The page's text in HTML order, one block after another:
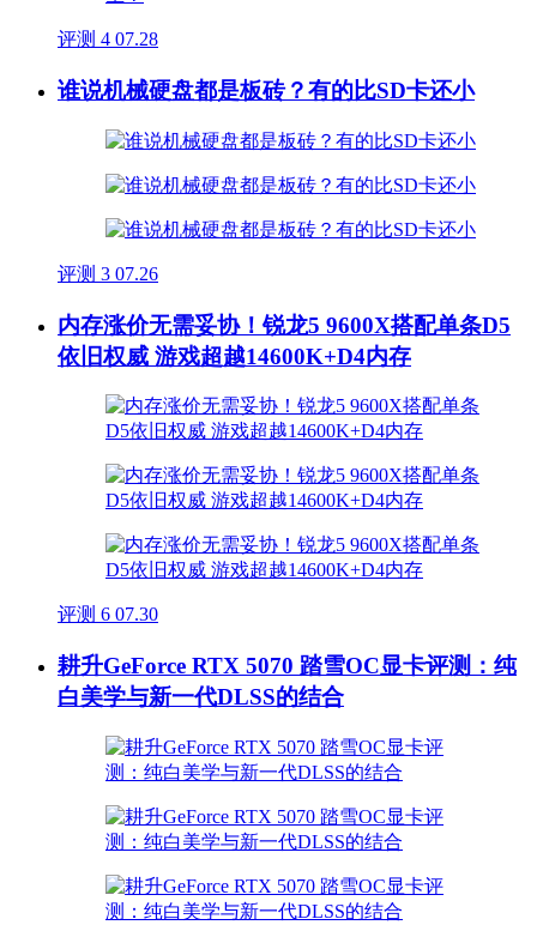
评测 4 07.28
谁说机械硬盘都是板砖？有的比SD卡还小
评测 3 07.26
内存涨价无需妥协！锐龙5 9600X搭配单条D5
依旧权威 游戏超越14600K+D4内存
评测 6 07.30
耕升GeForce RTX 5070 踏雪OC显卡评测：纯
白美学与新一代DLSS的结合